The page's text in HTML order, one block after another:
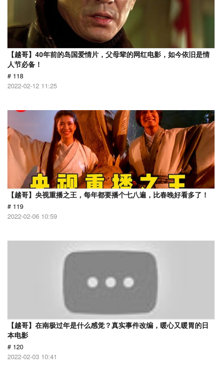
【越哥】40年前的岛国爱情片，父母辈的网红电影，如今依旧是情
人节必备！
# 118
2022-02-12 11:25
【越哥】央视重播之王，每年都要播个七八遍，比春晚好看多了！
# 119
2022-02-06 10:59
【越哥】在南极过年是什么感觉？真实事件改编，暖心又暖胃的日
本电影
# 120
2022-02-03 10:41